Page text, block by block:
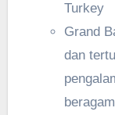
Turkey
Grand
dan